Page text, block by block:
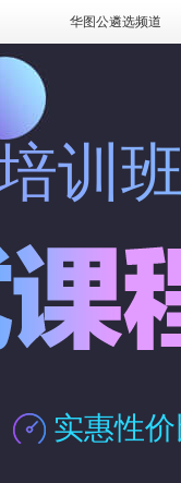
华图公遴选频道
训班
实惠性